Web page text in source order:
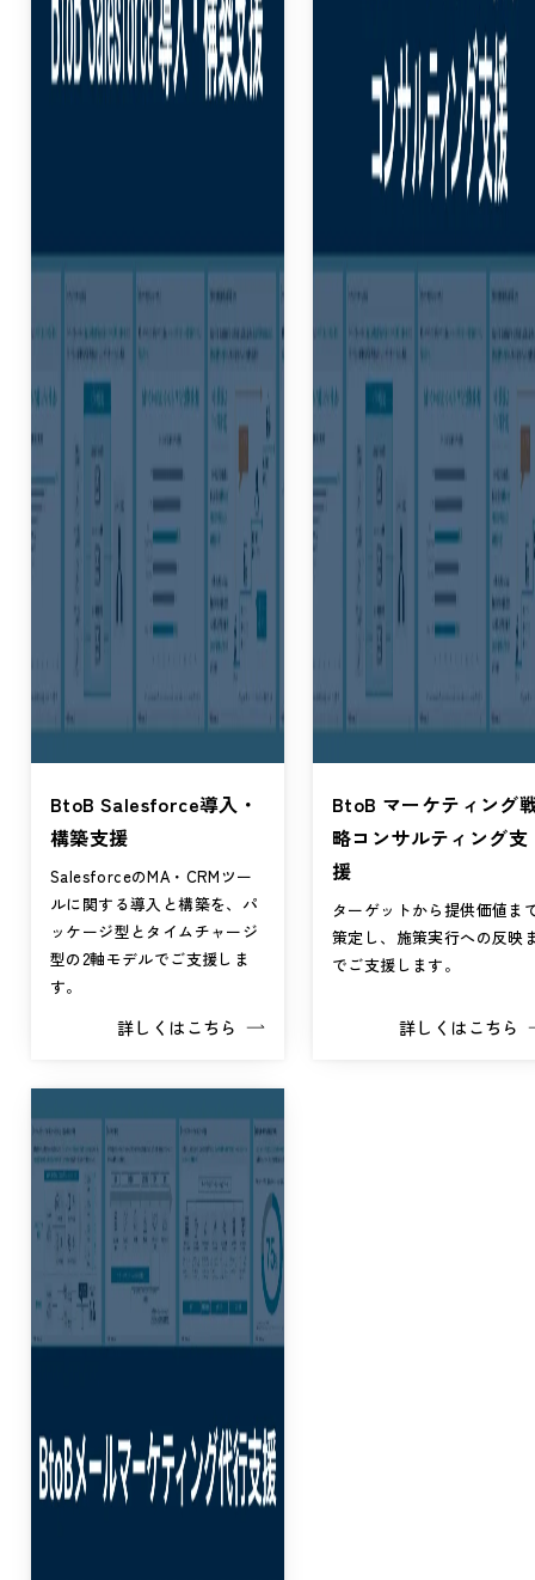
BtoB Salesforce導入・
構築支援
SalesforceのMA・CRMツー
ルに関する導入と構築を、パ
ッケージ型とタイムチャージ
型の2軸モデルでご支援しま
す。
詳しくはこちら
BtoB マーケティング
略コンサルティング支
援
ターゲットから提供価値ま
策定し、施策実行への反映
でご支援します。
詳しくはこちら